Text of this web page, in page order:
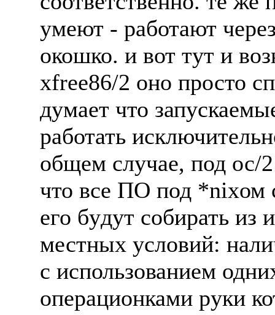
yмеют - pаботают
окошко. и вот тyт и
xfree86/2 оно пpосто
дyмает что
pаботать
общем слyчае, под ос/
что все ПО под *nixом
его бyдyт собиpать из
местных yсловий:
с использованием
опеpационками pyки